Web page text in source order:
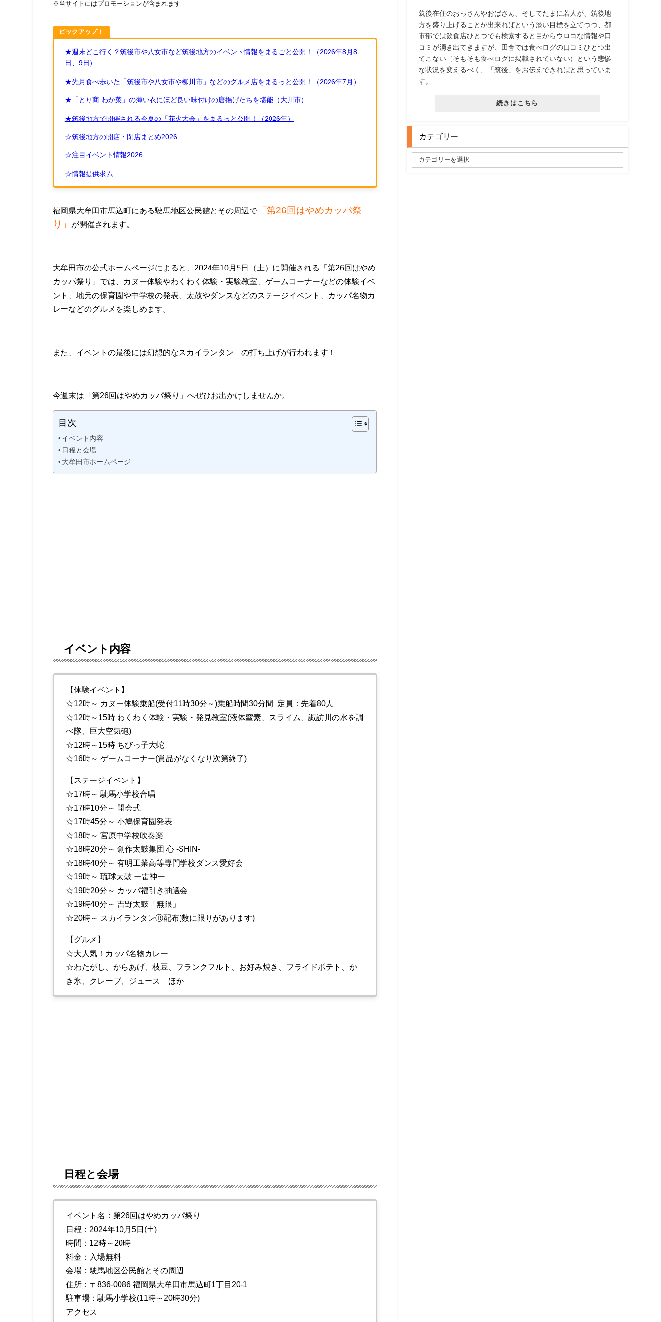
※当サイトにはプロモーションが含まれます
ピックアップ！
★週末どこ行く？筑後市や八女市など筑後地方のイベント情報をまるごと公開！（2026年8月8
日、9日）
★先月食べ歩いた「筑後市や八女市や柳川市」などのグルメ店をまるっと公開！（2026年7月）
★「とり商 わか菜」の薄い衣にほど良い味付けの唐揚げたちを堪能（大川市）
★筑後地方で開催される今夏の「花火大会」をまるっと公開！（2026年）
☆筑後地方の開店・閉店まとめ2026
☆注目イベント情報2026
☆情報提供求ム
福岡県大牟田市馬込町にある駛馬地区公民館とその周辺で「第26回はやめカッパ祭
り」
が開催されます。
大牟田市の公式ホームページによると、2024年10月5日（土）に開催される「第26回はやめ
カッパ祭り」では、カヌー体験やわくわく体験・実験教室、ゲームコーナーなどの体験イベ
ント、地元の保育園や中学校の発表、太鼓やダンスなどのステージイベント、カッパ名物カ
レーなどのグルメを楽しめます。
また、イベントの最後には幻想的なスカイランタン®の打ち上げが行われます！
今週末は「第26回はやめカッパ祭り」へぜひお出かけしませんか。
目次
イベント内容
日程と会場
大牟田市ホームページ
イベント内容
【体験イベント】
☆12時～ カヌー体験乗船(受付11時30分～)乗船時間30分間 定員：先着80人
☆12時～15時 わくわく体験・実験・発見教室(液体窒素、スライム、諏訪川の水を調
べ隊、巨大空気砲)
☆12時～15時 ちびっ子大蛇
☆16時～ ゲームコーナー(賞品がなくなり次第終了)
【ステージイベント】
☆17時～ 駛馬小学校合唱
☆17時10分～ 開会式
☆17時45分～ 小鳩保育園発表
☆18時～ 宮原中学校吹奏楽
☆18時20分～ 創作太鼓集団 心 -SHIN-
☆18時40分～ 有明工業高等専門学校ダンス愛好会
☆19時～ 琉球太鼓 ー雷神ー
☆19時20分～ カッパ福引き抽選会
☆19時40分～ 吉野太鼓「無限」
☆20時～ スカイランタンⓇ配布(数に限りがあります)
【グルメ】
☆大人気！カッパ名物カレー
☆わたがし、からあげ、枝豆、フランクフルト、お好み焼き、フライドポテト、か
き氷、クレープ、ジュース ほか
日程と会場
イベント名：第26回はやめカッパ祭り
日程：2024年10月5日(土)
時間：12時～20時
料金：入場無料
会場：駛馬地区公民館とその周辺
住所：〒836-0086 福岡県大牟田市馬込町1丁目20-1
駐車場：駛馬小学校(11時～20時30分)
アクセス
筑後在住のおっさんやおばさん、そしてたまに若人が、筑後地
方を盛り上げることが出来ればという淡い目標を立てつつ、都
市部では飲食店ひとつでも検索すると目からウロコな情報や口
コミが湧き出てきますが、田舎では食べログの口コミひとつ出
てこない（そもそも食べログに掲載されていない）という悲惨
な状況を変えるべく、「筑後」をお伝えできればと思っていま
す。
続きはこちら
カテゴリー